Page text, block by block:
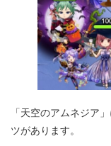
「天空のアムネジア
ツがあります。